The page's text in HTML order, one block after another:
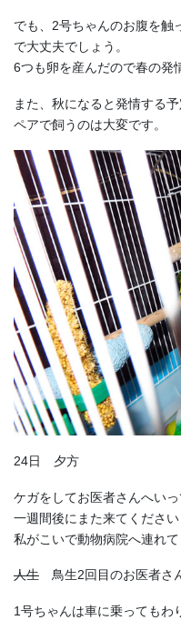
でも、2号ちゃんのお腹を触
で大丈夫でしょう。
6つも卵を産んだので春の発
また、秋になると発情する
ペアで飼うのは大変です。
24日 夕方
ケガをしてお医者さんへい
一週間後にまた来てくださ
私がこいで動物病院へ連れて
人生 鳥生2回目のお医者さ
1号ちゃんは車に乗ってもわ